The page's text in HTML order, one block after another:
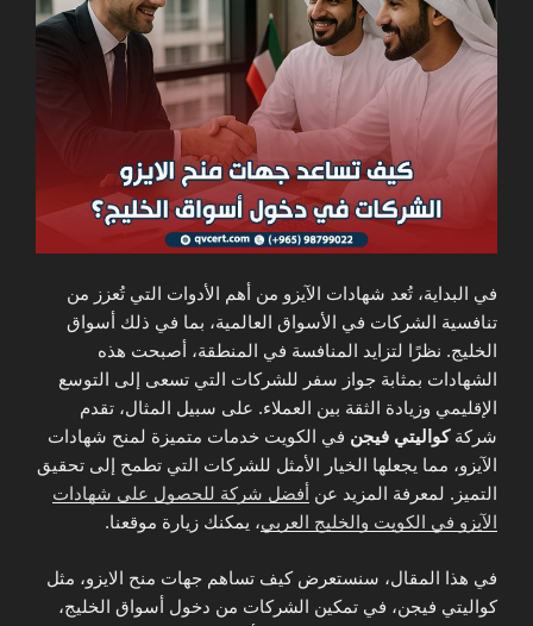
في البداية، تُعد شهادات الآيزو من أهم الأدوات التي تُعزز من
تنافسية الشركات في الأسواق العالمية، بما في ذلك أسواق
الخليج. نظرًا لتزايد المنافسة في المنطقة، أصبحت هذه
الشهادات بمثابة جواز سفر للشركات التي تسعى إلى التوسع
الإقليمي وزيادة الثقة بين العملاء. على سبيل المثال، تقدم
شركةكواليتي فيجن في الكويت خدمات متميزة لمنح شهادات
الآيزو، مما يجعلها الخيار الأمثل للشركات التي تطمح إلى تحقيق
التميز. لمعرفة المزيد عن أفضل شركة للحصول على شهادات
الآيزو في الكويت والخليج العربي، يمكنك زيارة موقعنا.
في هذا المقال، سنستعرض كيف تساهم جهات منح الايزو، مثل
كواليتي فيجن، في تمكين الشركات من دخول أسواق الخليج،